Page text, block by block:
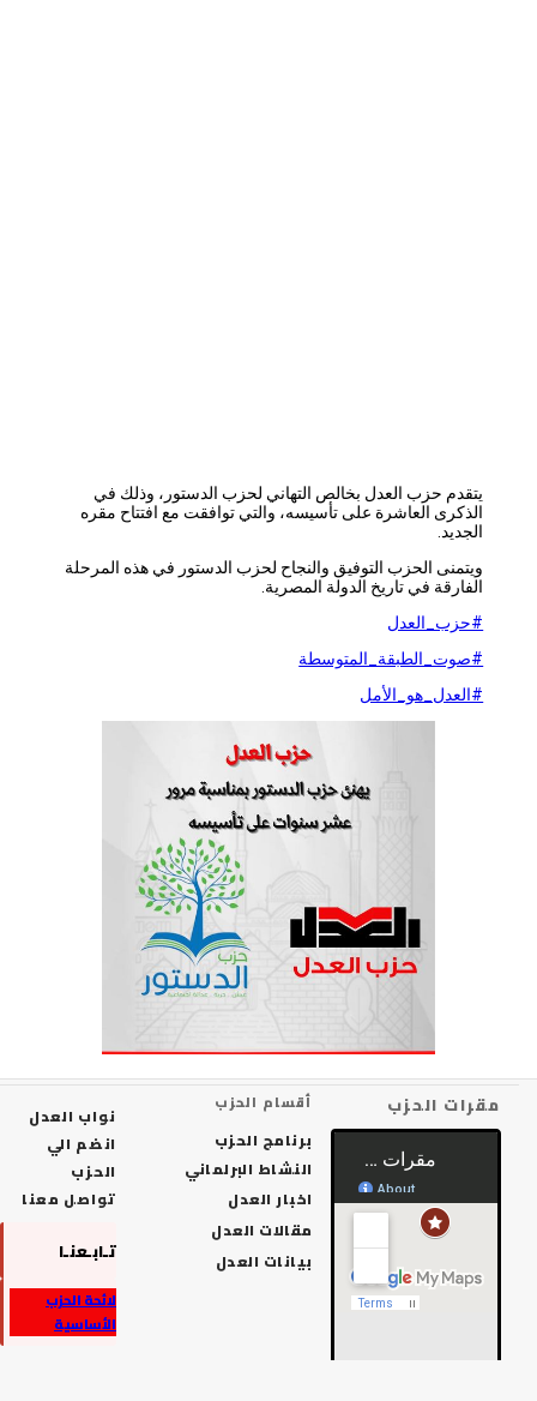
يتقدم حزب العدل بخالص التهاني لحزب الدستور، وذلك في
الذكرى العاشرة على تأسيسه، والتي توافقت مع افتتاح مقره
ويتمنى الحزب التوفيق والنجاح لحزب الدستور في هذه المرحلة
الفارقة في تاريخ الدولة المصرية.
#حزب_العدل
#صوت_الطبقة_المتوسطة
#العدل_هو_الأمل
الحزب أقسام الحزب
برنامج الحزب
النشاط البرلماني
اخبار العدل
مقالات العدل
بيانات العدل
نواب العدل
انضم الي
تواصل معنا
تـابـعنـا
لائحة الحزب
الأساسية